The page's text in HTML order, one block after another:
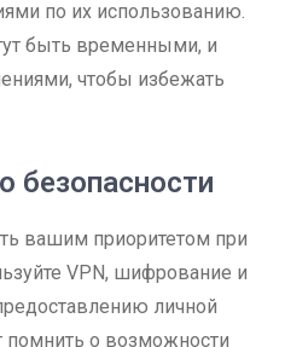
по их использованию.
быть временными, и
чтобы избежать
безопасности
вашим приоритетом при
VPN, шифрование и
личной
помнить о возможности